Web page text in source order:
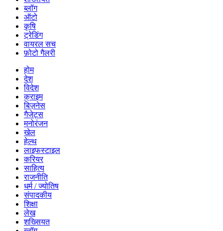
ब्लॉग
ऑटो
कृषि
ट्रेडिंग
वायरल सच
फ़ोटो गैलरी
होम
देश
विदेश
क्राइम
बिज़नेस
गैजेट्स
मनोरंजन
खेल
हेल्थ
लाइफस्टाइल
करियर
साहित्य
राजनीति
धर्म / ज्योतिष
संपादकीय
शिक्षा
लेख
शख्सियत